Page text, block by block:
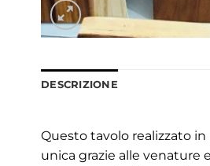
DESCRIZIONE
Questo tavolo realizzato
unica grazie alle